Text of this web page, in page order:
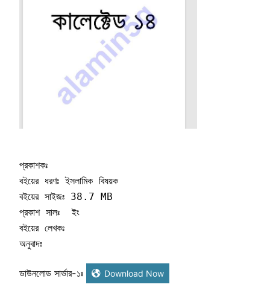
প্রকাশকঃ
বইয়ের ধরণঃ ইসলামিক বিষয়ক
বইয়ের সাইজঃ 38.7 MB
প্রকাশ সালঃ  ইং
বইয়ের লেখকঃ
অনুবাদঃ
ডাউনলোড সার্ভার-১ঃ Download Now